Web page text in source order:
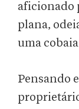
aficionado
plana,
uma
Pensando